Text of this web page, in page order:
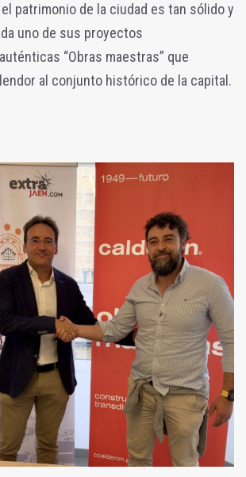
patrimonio de la ciudad es tan sólido y
uno de sus proyectos
“Obras maestras” que
al conjunto histórico de la capital.